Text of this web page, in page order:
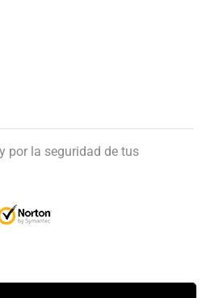
por la seguridad de tus